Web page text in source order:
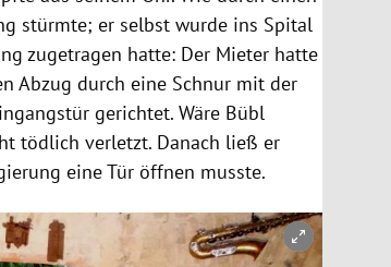
stürmte; er selbst wurde ins Spital
zugetragen hatte: Der Mieter hatte
Abzug durch eine Schnur mit der
gerichtet. Wäre Bübl
tödlich verletzt. Danach ließ er
eine Tür öffnen musste.